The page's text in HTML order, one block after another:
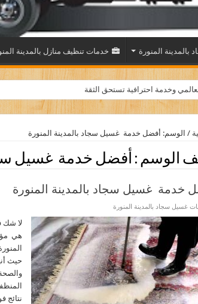
المنورة خدمات تنظيف منازل بالمدينة
وخدمة احترافية تستحق الثقة
/ الوسم: أفضل خدمة غسيل سجاد بالمدينة المنورة
الوسم : أفضل خدمة غسيل
خدمة غسيل سجاد بالمدينة المنورة
غسيل سجاد بالمدينة المنورة
لا شك
هي
حيث
نتائج